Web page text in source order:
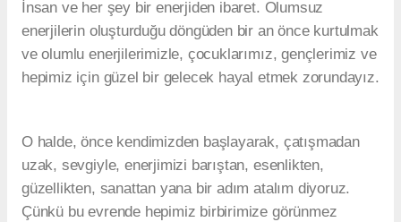
İnsan ve her şey bir enerjiden ibaret. Olumsuz
enerjilerin oluşturduğu döngüden bir an önce kurtulmak
ve olumlu enerjilerimizle, çocuklarımız, gençlerimiz ve
hepimiz için güzel bir gelecek hayal etmek zorundayız.
O halde, önce kendimizden başlayarak, çatışmadan
uzak, sevgiyle, enerjimizi barıştan, esenlikten,
güzellikten, sanattan yana bir adım atalım diyoruz.
Çünkü bu evrende hepimiz birbirimize görünmez